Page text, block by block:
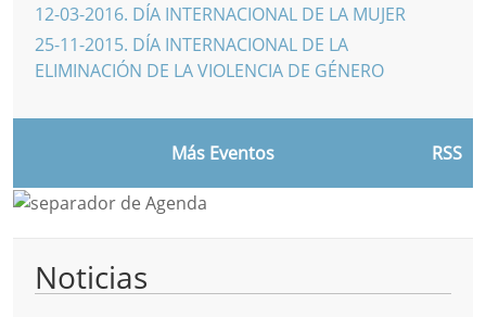
12-03-2016. DÍA INTERNACIONAL DE LA MUJER
25-11-2015. DÍA INTERNACIONAL DE LA
ELIMINACIÓN DE LA VIOLENCIA DE GÉNERO
Más Eventos RSS
Noticias